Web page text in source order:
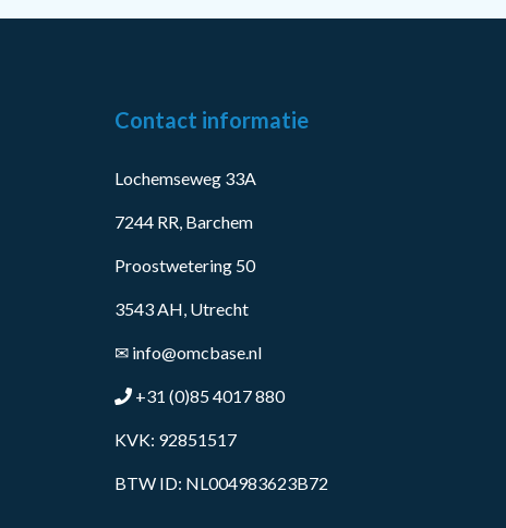
Contact informatie
Lochemseweg 33A
7244 RR, Barchem
Proostwetering 50
3543 AH, Utrecht
✉ info@omcbase.nl
+31 (0)85 4017 880
KVK: 92851517
BTW ID: NL004983623B72